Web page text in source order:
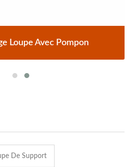
Loupe Avec Pompon
De Support